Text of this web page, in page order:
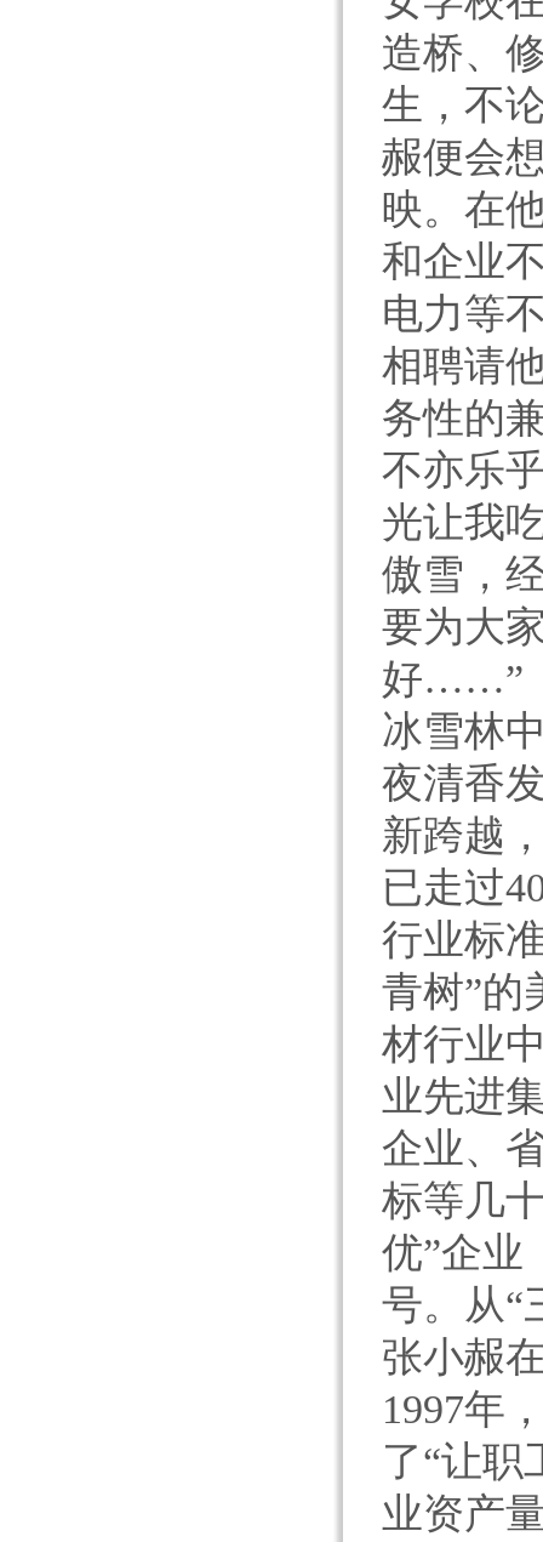
造桥、
生，不
赧便会
映。在
和企业
电力等
相聘请
务性的
不亦乐
光让我
傲雪，
要为大
好……”
冰雪林
夜清香
新跨越
已走过
行业标
青树”的
材行业
业先进
企业、
标等几
优”企业
号。从“
张小赧
1997年
了“让职
业资产